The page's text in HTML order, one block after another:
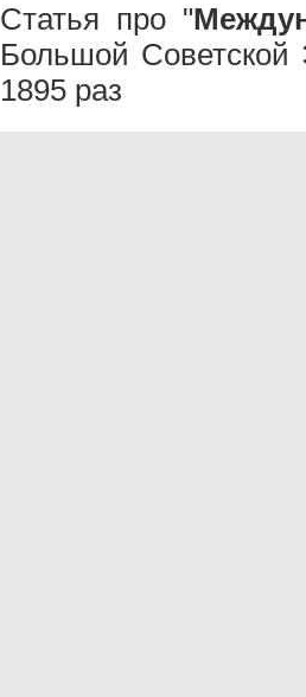
Статья про "
Большой Советской
1895 раз